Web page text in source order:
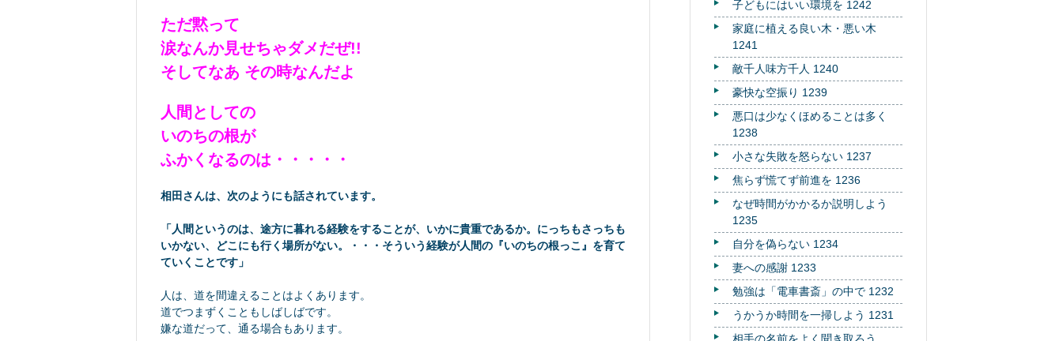
ただ黙って
涙なんか見せちゃダメだぜ!!
そしてなあ その時なんだよ
人間としての
いのちの根が
ふかくなるのは・・・・・
相田さんは、次のようにも話されています。
「人間というのは、途方に暮れる経験をすることが、いかに貴重であるか。にっちもさっちも
いかない、どこにも行く場所がない。・・・そういう経験が人間の『いのちの根っこ』を育て
ていくことです」
人は、道を間違えることはよくあります。
道でつまずくこともしばしばです。
嫌な道だって、通る場合もあります。
子どもにはいい環境を 1242
家庭に植える良い木・悪い木
1241
敵千人味方千人 1240
豪快な空振り 1239
悪口は少なくほめることは多く
1238
小さな失敗を怒らない 1237
焦らず慌てず前進を 1236
なぜ時間がかかるか説明しよう
1235
自分を偽らない 1234
妻への感謝 1233
勉強は「電車書斎」の中で 1232
うかうか時間を一掃しよう 1231